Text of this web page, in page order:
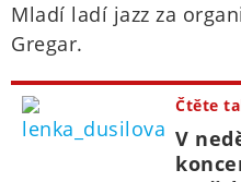
Mladí ladí jazz za
Gregar.
Čtěte
V